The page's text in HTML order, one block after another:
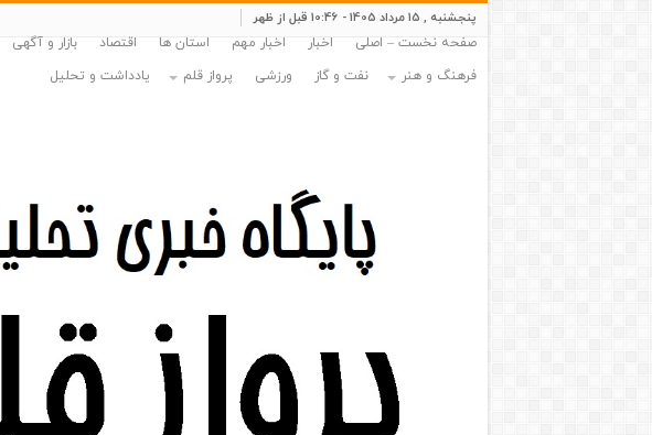
پنجشنبه , 15 مرداد 1405 - 10:46 قبل از ظهر
صفحه نخست – اصلی
اخبار اخبار مهم استان ها اقتصاد بازار و آگهی
فرهنگ و هنر
نفت و گاز ورزشی پرواز قلم یادداشت و تحلیل